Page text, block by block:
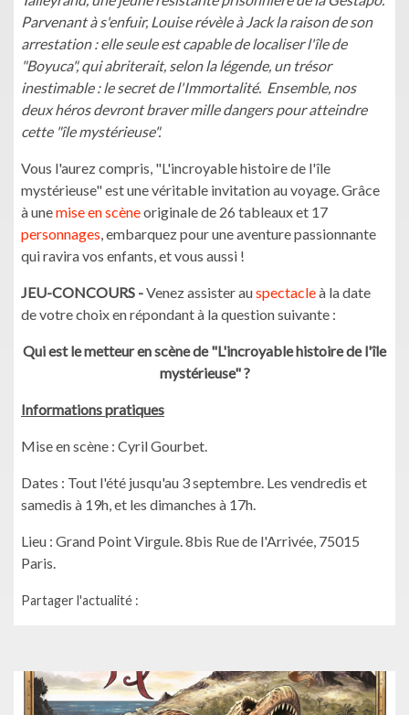
Parvenant à s'enfuir, Louise révèle à Jack la raison de son
arrestation : elle seule est capable de localiser l'île de
"Boyuca", qui abriterait, selon la légende, un trésor
inestimable : le secret de l'Immortalité. Ensemble, nos
deux héros devront braver mille dangers pour atteindre
cette "île mystérieuse".
Vous l'aurez compris, "L'incroyable histoire de l'île
mystérieuse" est une véritable invitation au voyage. Grâce
à unemise en scèneoriginale de 26 tableaux et 17
personnages, embarquez pour une aventure passionnante
qui ravira vos enfants, et vous aussi !
JEU-CONCOURS -Venez assister auspectacleà la date
de votre choix en répondant à la question suivante :
Qui est le metteur en scène de "L'incroyable histoire de l'île
mystérieuse" ?
Informations pratiques
Mise en scène : Cyril Gourbet.
Dates : Tout l'été jusqu'au 3 septembre. Les vendredis et
samedis à 19h, et les dimanches à 17h.
Lieu : Grand Point Virgule. 8bis Rue de l'Arrivée, 75015
Paris.
Partager l'actualité :